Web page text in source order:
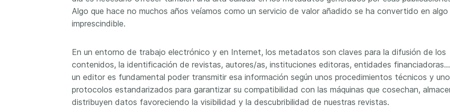
read it online or
Algo que hace no muchos años veíamos como un servicio de valor añadido se ha convertido en algo
imprescindible.
En un entorno de trabajo electrónico y en Internet, los metadatos son claves para la difusión de los
contenidos, la identificación de revistas, autores/as, instituciones editoras, entidades
un editor es fundamental poder transmitir esa información según unos procedimientos técnicos y
protocolos estandarizados para garantizar su compatibilidad con las máquinas que cosechan,
distribuyen datos favoreciendo la visibilidad y la descubribilidad de nuestras revistas.